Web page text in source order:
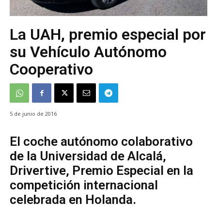
La UAH, premio especial por
su Vehículo Autónomo
Cooperativo
5 de junio de 2016
El coche autónomo colaborativo
de la Universidad de Alcalá,
Drivertive, Premio Especial en la
competición internacional
celebrada en Holanda.